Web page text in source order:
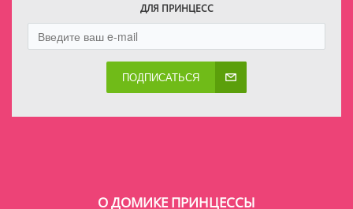
ДЛЯ ПРИНЦЕСС
ПОДПИСАТЬСЯ
О ДОМИКЕ ПРИНЦЕССЫ